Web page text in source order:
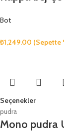
Bot
₺1,249.00 (Sepette
Seçenekler
pudra
Mono pudra